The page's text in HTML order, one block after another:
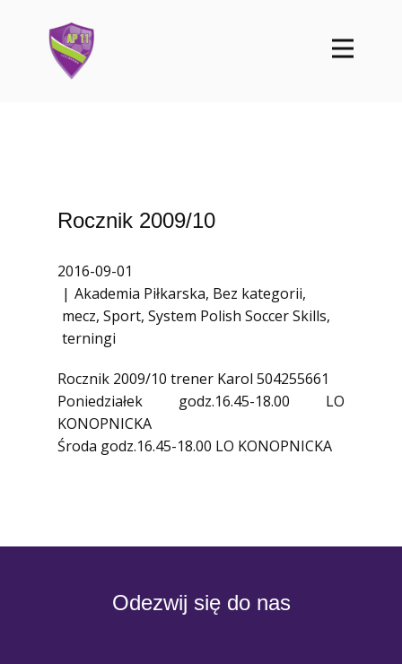
Rocznik 2009/10
2016-09-01
Akademia Piłkarska, Bez kategorii,
mecz, Sport, System Polish Soccer Skills,
terningi
Rocznik 2009/10 trener Karol 504255661
Poniedziałek godz.16.45-18.00 LO
KONOPNICKA
Środa godz.16.45-18.00 LO KONOPNICKA
Odezwij się do nas